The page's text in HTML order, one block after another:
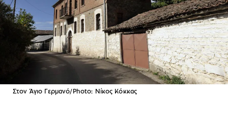
Στον Άγιο Γερμανό/Photo: Νίκος Κόκκας